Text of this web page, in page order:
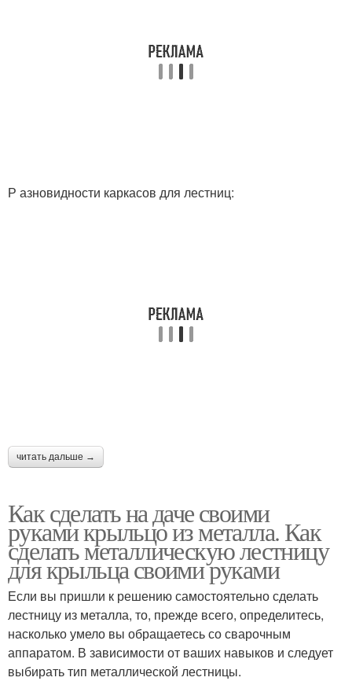
Р азновидности каркасов для лестниц:
читать дальше →
Как сделать на даче своими
руками крыльцо из металла. Как
сделать металлическую лестницу
для крыльца своими руками
Если вы пришли к решению самостоятельно сделать
лестницу из металла, то, прежде всего, определитесь,
насколько умело вы обращаетесь со сварочным
аппаратом. В зависимости от ваших навыков и следует
выбирать тип металлической лестницы.